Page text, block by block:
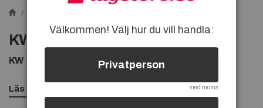
KW-tygmärken
KW TYGMÄRKEN, KÖP KW TYGMÄRKE HÄR
Läs mer
Välkommen! Välj hur du vill handla:
Privatperson
med moms